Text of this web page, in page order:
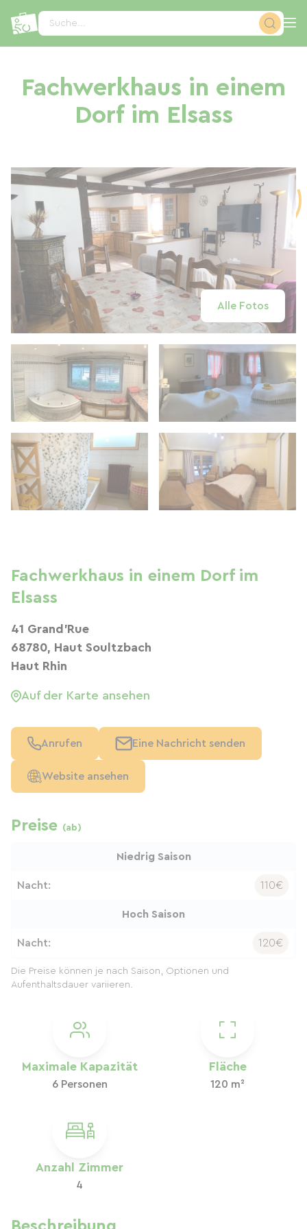
Suche...
Fachwerkhaus in einem
Dorf im Elsass
Alle Fotos
Maximale Kapazität
6 Personen
Fläche
120 m²
Anzahl Zimmer
4
Fachwerkhaus in einem Dorf im
Elsass
41 Grand'Rue
68780, Haut Soultzbach
Haut Rhin
Auf der Karte ansehen
Anrufen Eine Nachricht senden
Website ansehen
Preise (ab)
Niedrig Saison
Nacht: 110€
Hoch Saison
Nacht: 120€
Die Preise können je nach Saison, Optionen und
Aufenthaltsdauer variieren.
Cookie-Einstellungen